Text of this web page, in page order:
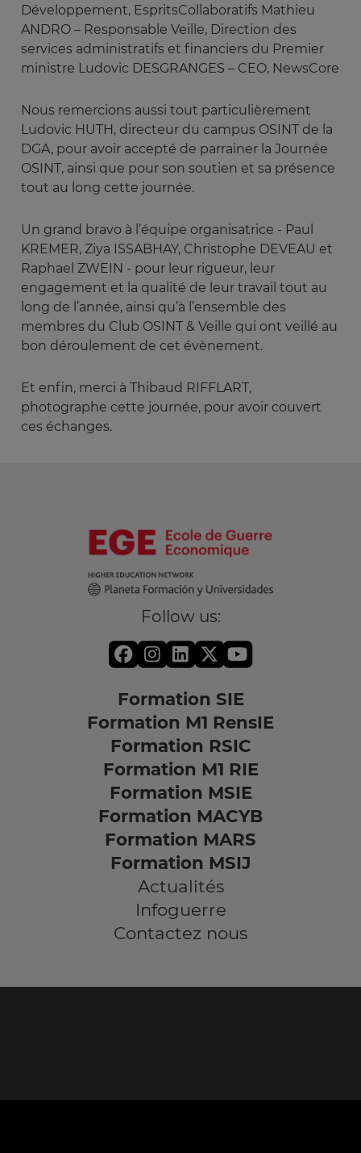
Développement, EspritsCollaboratifs Mathieu
ANDRO – Responsable Veille, Direction des
services administratifs et financiers du Premier
ministre Ludovic DESGRANGES – CEO, NewsCore
Nous remercions aussi tout particulièrement
Ludovic HUTH, directeur du campus OSINT de la
DGA, pour avoir accepté de parrainer la Journée
OSINT, ainsi que pour son soutien et sa présence
tout au long cette journée.
Un grand bravo à l’équipe organisatrice - Paul
KREMER, Ziya ISSABHAY, Christophe DEVEAU et
Raphael ZWEIN - pour leur rigueur, leur
engagement et la qualité de leur travail tout au
long de l’année, ainsi qu’à l’ensemble des
membres du Club OSINT & Veille qui ont veillé au
bon déroulement de cet évènement.
Et enfin, merci à Thibaud RIFFLART,
photographe cette journée, pour avoir couvert
ces échanges.
Follow us:
Formation SIE
Formation M1 RensIE
Formation RSIC
Formation M1 RIE
Formation MSIE
Formation MACYB
Formation MARS
Formation MSIJ
Actualités
Infoguerre
Contactez nous